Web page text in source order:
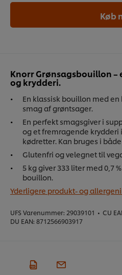
Knorr Grønsagsbouillon –
og krydderi.
En klassisk bouillon med
smag af grøntsager.
En perfekt smagsgiver i
og et fremragende
kødretter. Kan bruges i
Glutenfri og velegnet til
5 kg giver 333 liter med 0,7
bouillon.
Yderligere produkt- og
UFS Varenummer: 29039101 • CU
DU EAN: 8712566903917
Køb